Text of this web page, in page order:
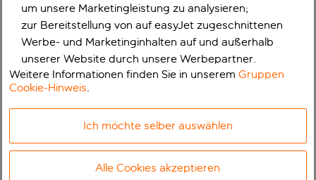
um unsere Marketingleistung zu analysieren;
zur Bereitstellung von auf easyJet zugeschnittenen
Werbe- und Marketinginhalten auf und außerhalb
unserer Website durch unsere Werbepartner.
Weitere Informationen finden Sie in unseremGruppen
Cookie-Hinweis.
Ich möchte selber auswählen
Alle Cookies akzeptieren